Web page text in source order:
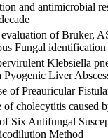
and antimicrobial
evaluation of Bruker,
Fungal
Klebsiella
Pyogenic Liver
of Preauricular
of cholecytitis caused
Six Antifungal
Method